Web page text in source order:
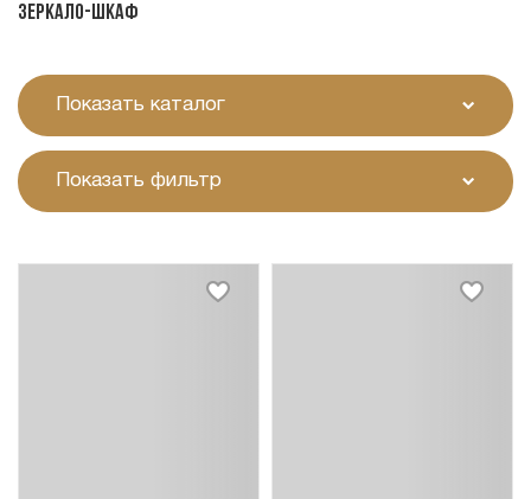
Зеркало-шкаф
Показать каталог
Показать фильтр